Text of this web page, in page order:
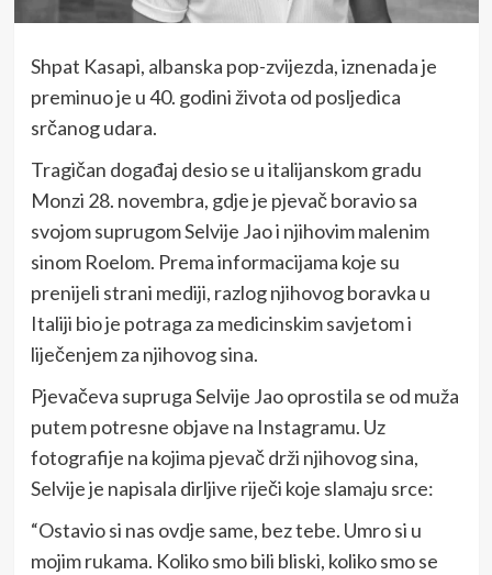
Shpat Kasapi, albanska pop-zvijezda, iznenada je
preminuo je u 40. godini života od posljedica
srčanog udara.
Tragičan događaj desio se u italijanskom gradu
Monzi 28. novembra, gdje je pjevač boravio sa
svojom suprugom Selvije Jao i njihovim malenim
sinom Roelom. Prema informacijama koje su
prenijeli strani mediji, razlog njihovog boravka u
Italiji bio je potraga za medicinskim savjetom i
liječenjem za njihovog sina.
Pjevačeva supruga Selvije Jao oprostila se od muža
putem potresne objave na Instagramu. Uz
fotografije na kojima pjevač drži njihovog sina,
Selvije je napisala dirljive riječi koje slamaju srce:
“Ostavio si nas ovdje same, bez tebe. Umro si u
mojim rukama. Koliko smo bili bliski, koliko smo se